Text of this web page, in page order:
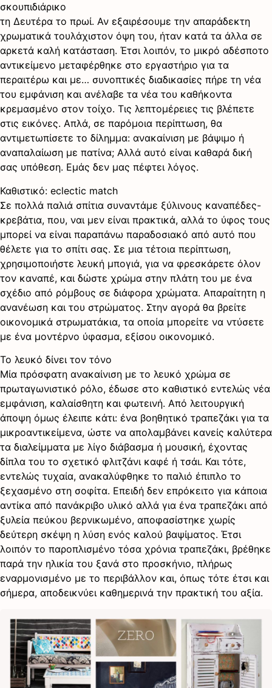
σκουπιδιάρικο
τη Δευτέρα το πρωί. Αν εξαιρέσουμε την απαράδεκτη
χρωματικά τουλάχιστον όψη του, ήταν κατά τα άλλα σε
αρκετά καλή κατάσταση. Έτσι λοιπόν, το μικρό αδέσποτο
αντικείμενο μεταφέρθηκε στο εργαστήριο για τα
περαιτέρω και με… συνοπτικές διαδικασίες πήρε τη νέα
του εμφάνιση και ανέλαβε τα νέα του καθήκοντα
κρεμασμένο στον τοίχο. Τις λεπτομέρειες τις βλέπετε
στις εικόνες. Απλά, σε παρόμοια περίπτωση, θα
αντιμετωπίσετε το δίλημμα: ανακαίνιση με βάψιμο ή
αναπαλαίωση με πατίνα; Αλλά αυτό είναι καθαρά δική
σας υπόθεση. Εμάς δεν μας πέφτει λόγος.
Καθιστικό: eclectic match
Σε πολλά παλιά σπίτια συναντάμε ξύλινους καναπέδες-
κρεβάτια, που, ναι μεν είναι πρακτικά, αλλά το ύφος τους
μπορεί να είναι παραπάνω παραδοσιακό από αυτό που
θέλετε για το σπίτι σας. Σε μια τέτοια περίπτωση,
χρησιμοποιήστε λευκή μπογιά, για να φρεσκάρετε όλον
τον καναπέ, και δώστε χρώμα στην πλάτη του με ένα
σχέδιο από ρόμβους σε διάφορα χρώματα. Απαραίτητη η
ανανέωση και του στρώματος. Στην αγορά θα βρείτε
οικονομικά στρωματάκια, τα οποία μπορείτε να ντύσετε
με ένα μοντέρνο ύφασμα, εξίσου οικονομικό.
Το λευκό δίνει τον τόνο
Μία πρόσφατη ανακαίνιση με το λευκό χρώμα σε
πρωταγωνιστικό ρόλο, έδωσε στο καθιστικό εντελώς νέα
εμφάνιση, καλαίσθητη και φωτεινή. Από λειτουργική
άποψη όμως έλειπε κάτι: ένα βοηθητικό τραπεζάκι για τα
μικροαντικείμενα, ώστε να απολαμβάνει κανείς καλύτερα
τα διαλείμματα με λίγο διάβασμα ή μουσική, έχοντας
δίπλα του το σχετικό φλιτζάνι καφέ ή τσάι. Και τότε,
εντελώς τυχαία, ανακαλύφθηκε το παλιό έπιπλο το
ξεχασμένο στη σοφίτα. Επειδή δεν επρόκειτο για κάποια
αντίκα από πανάκριβο υλικό αλλά για ένα τραπεζάκι από
ξυλεία πεύκου βερνικωμένο, αποφασίστηκε χωρίς
δεύτερη σκέψη η λύση ενός καλού βαψίματος. Έτσι
λοιπόν το παροπλισμένο τόσα χρόνια τραπεζάκι, βρέθηκε
παρά την ηλικία του ξανά στο προσκήνιο, πλήρως
εναρμονισμένο με το περιβάλλον και, όπως τότε έτσι και
σήμερα, αποδεικνύει καθημερινά την πρακτική του αξία.